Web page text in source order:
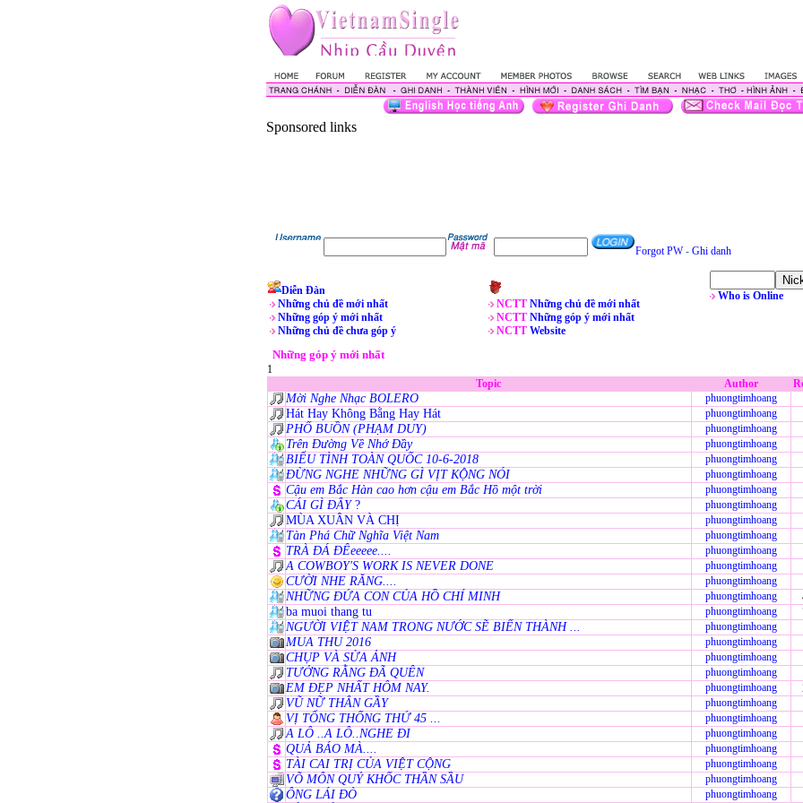
Sponsored links
Forgot PW- Ghi danh
Diễn Đàn
Những chủ đề mới nhất
Những góp ý mới nhất
Những chủ đề chưa góp ý
NCTT Những chủ đề mới nhất
NCTT Những góp ý mới nhất
NCTT Website
Who is Online
Những góp ý mới nhất
1
Topic
Author
Mời Nghe Nhạc BOLERO phuongtimhoang
Hát Hay Không Bằng Hay Hát phuongtimhoang
PHỐ BUỒN (PHẠM DUY)
phuongtimhoang
Trên Đường Về Nhớ Đầy phuongtimhoang
BIỂU TÌNH TOÀN QUỐC 10-6-2018
phuongtimhoang
ĐỪNG NGHE NHỮNG GÌ VỊT KỘNG NÓI phuongtimhoang
Cậu em Bắc Hàn cao hơn cậu em Bắc Hồ một trời phuongtimhoang
CÁI GÌ ĐÂY ? phuongtimhoang
MÙA XUÂN VÀ CHỊ phuongtimhoang
Tàn Phá Chữ Nghĩa Việt Nam
phuongtimhoang
TRÀ ĐÁ ĐÊeeeee.... phuongtimhoang
A COWBOY'S WORK IS NEVER DONE
phuongtimhoang
CƯỜI NHE RĂNG.... phuongtimhoang
NHỮNG ĐỨA CON CỦA HỒ CHÍ MINH phuongtimhoang
ba muoi thang tu
phuongtimhoang
NGƯỜI VIỆT NAM TRONG NƯỚC SẼ BIẾN THÀNH ...
phuongtimhoang
MUA THU 2016 phuongtimhoang
CHỤP VÀ SỬA ẢNH phuongtimhoang
TƯỞNG RẰNG ĐÃ QUÊN phuongtimhoang
EM ĐẸP NHẤT HÔM NAY. phuongtimhoang
VŨ NỮ THÂN GẦY
phuongtimhoang
VỊ TỔNG THỐNG THỨ 45 ...
phuongtimhoang
A LÔ ..A LÔ..NGHE ĐI phuongtimhoang
QUẢ BÁO MÀ.... phuongtimhoang
TÀI CAI TRỊ CỦA VIỆT CỘNG phuongtimhoang
VÕ MÔN QUỶ KHỐC THẦN SẦU phuongtimhoang
ÔNG LÁI ĐÒ phuongtimhoang